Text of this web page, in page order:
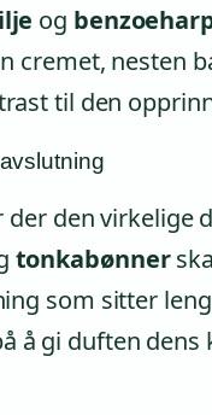
og
cremet, nesten
til den
der den
tonkabønner
som sitter
å gi duften dens